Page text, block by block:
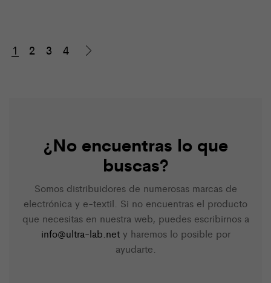
1 2 3 4
¿No encuentras lo que
buscas?
Somos distribuidores de numerosas marcas de
electrónica y e-textil. Si no encuentras el producto
que necesitas en nuestra web, puedes escribirnos a
info@ultra-lab.nety haremos lo posible por
ayudarte.